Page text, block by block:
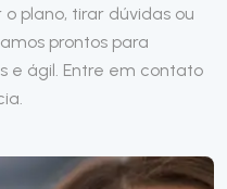
plano, tirar dúvidas ou
prontos para
e ágil. Entre em contato